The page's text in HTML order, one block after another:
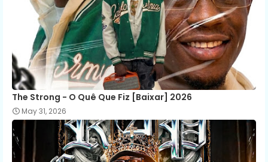
The Strong - O Quê Que Fiz [Baixar] 2026
May 31, 2026